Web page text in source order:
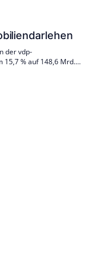
der vdp-
% auf 148,6 Mrd.
Teil des Anstiegs